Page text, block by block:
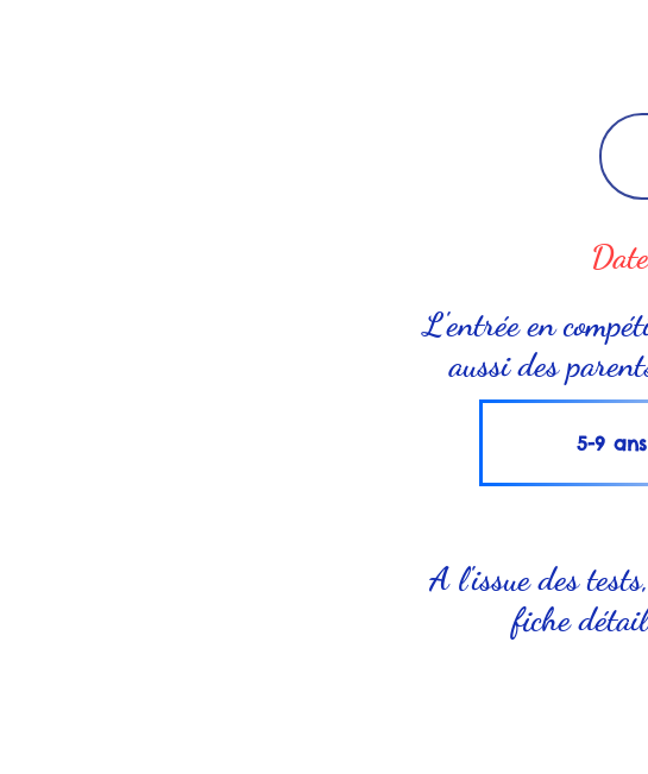
L'entrée en
aussi des
A l'issue des
fiche
5-9 ans